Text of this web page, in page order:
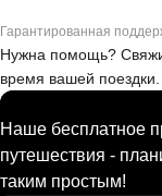
Гарантированная
Нужна помощь?
время вашей поездки.
Наше бесплатное
путешествия -
таким простым!